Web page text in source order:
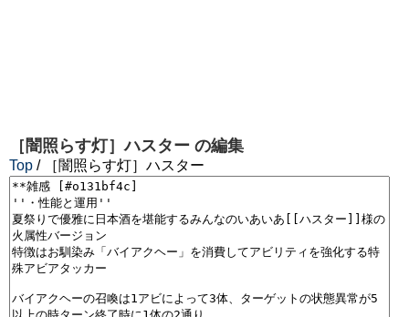
［闇照らす灯］ハスター の編集
Top / ［闇照らす灯］ハスター